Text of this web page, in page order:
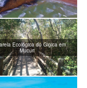
Ecológica do Gigica em
Mucuri